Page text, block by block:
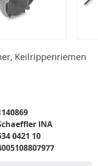
Keilrippenriemen
INA
0421 10